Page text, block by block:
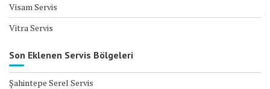
Visam Servis
Vitra Servis
Son Eklenen Servis Bölgeleri
Şahintepe Serel Servis